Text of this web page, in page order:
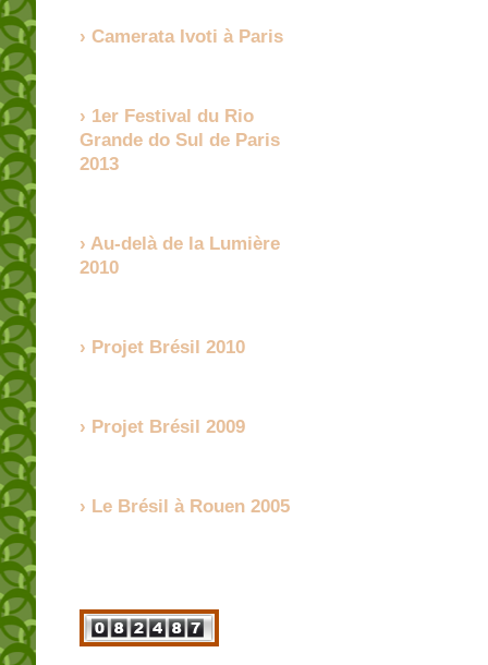
Camerata Ivoti à Paris
1er Festival du Rio
Grande do Sul de Paris
2013
Au-delà de la Lumière
2010
Projet Brésil 2010
Projet Brésil 2009
Le Brésil à Rouen 2005